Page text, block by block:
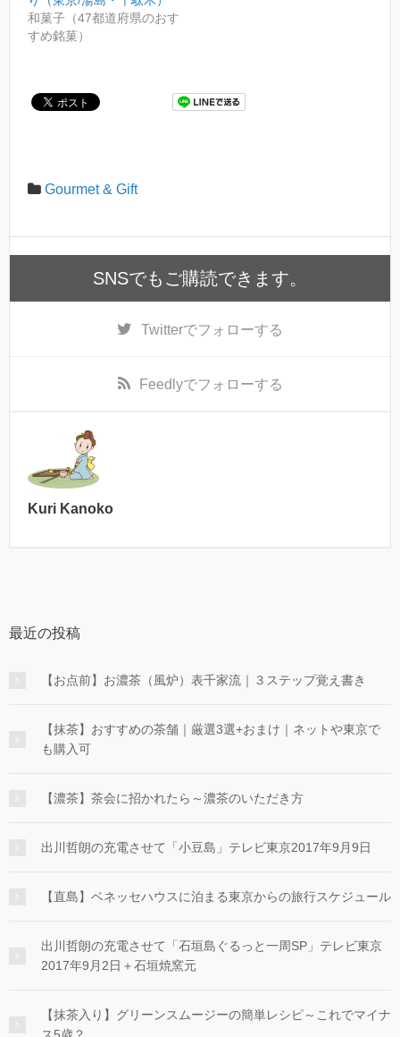
開
き
ま
す
新
し
い
開
き
和菓子（47都道府県のおす
すめ銘菓）
Gourmet & Gift
SNSでもご購読できます。
Twitterでフォローする
Feedlyでフォローする
Kuri Kanoko
最近の投稿
【お点前】お濃茶（風炉）表千家流｜３ステップ覚え書き
【抹茶】おすすめの茶舗｜厳選3選+おまけ｜ネットや東京で
も購入可
【濃茶】茶会に招かれたら～濃茶のいただき方
出川哲朗の充電させて「小豆島」テレビ東京2017年9月9日
【直島】ベネッセハウスに泊まる東京からの旅行スケジュール
出川哲朗の充電させて「石垣島ぐるっと一周SP」テレビ東京
2017年9月2日＋石垣焼窯元
【抹茶入り】グリーンスムージーの簡単レシピ～これでマイナ